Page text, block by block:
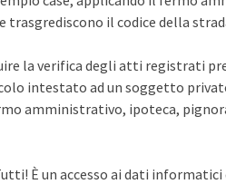
trasgrediscono il codice della
la verifica degli atti registrati
intestato ad un soggetto
amministrativo, ipoteca,
È un accesso ai dati